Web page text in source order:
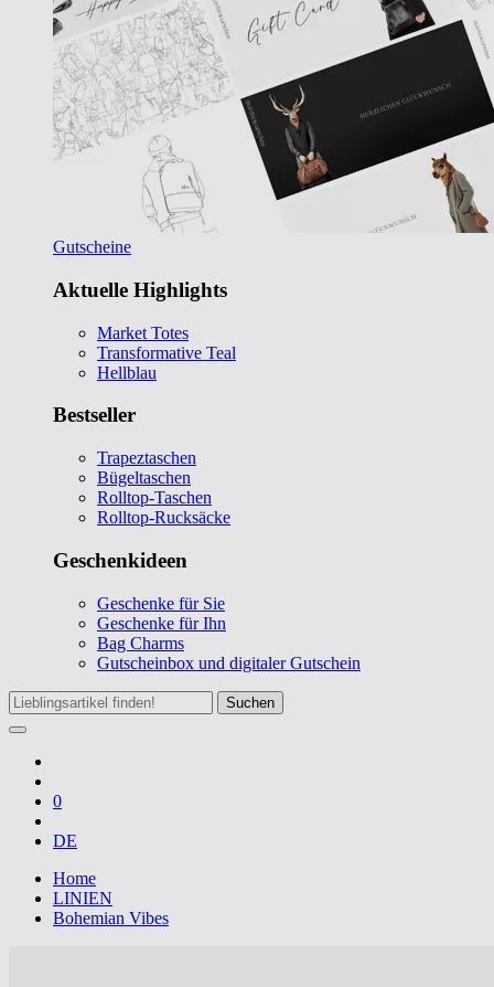
Gutscheine
Aktuelle Highlights
Market Totes
Transformative Teal
Hellblau
Bestseller
Trapeztaschen
Bügeltaschen
Rolltop-Taschen
Rolltop-Rucksäcke
Geschenkideen
Geschenke für Sie
Geschenke für Ihn
Bag Charms
Gutscheinbox und digitaler Gutschein
Suchen
0
DE
Home
LINIEN
Bohemian Vibes